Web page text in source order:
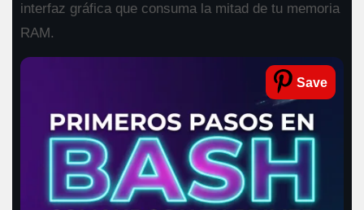
interfaz gráfica que consuma la mitad de tu memoria
RAM.
Save